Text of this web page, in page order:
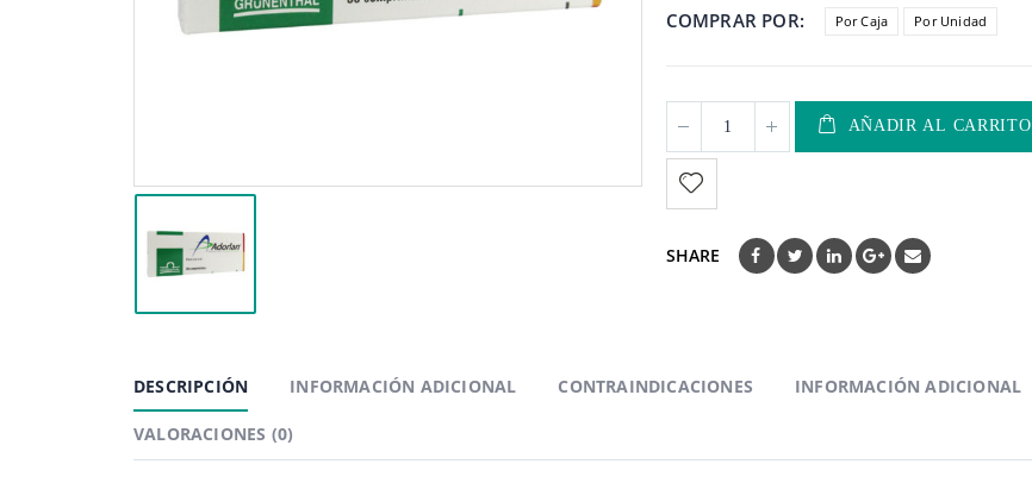
COMPRAR POR Por Caja Por Unidad
AÑADIR AL CARRITO
SHARE
DESCRIPCIÓN INFORMACIÓN ADICIONAL CONTRAINDICACIONES INFORMACIÓN ADICIONAL
VALORACIONES (0)